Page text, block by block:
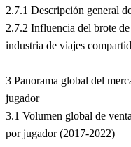
2.7.1 Descripción general
2.7.2 Influencia del brote
industria de viajes
3 Panorama global del
jugador
3.1 Volumen global de
por jugador (2017-2022)